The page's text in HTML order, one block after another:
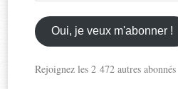
email
ici
Oui, je veux m'abonner !
Rejoignez les 2 472 autres abonnés